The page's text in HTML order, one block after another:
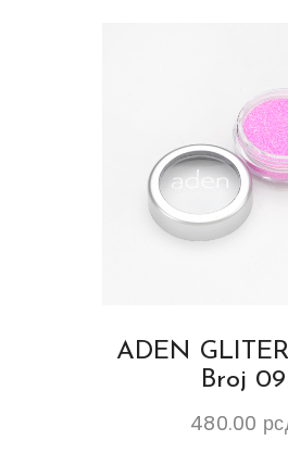
ADEN
Broj 09
480.00